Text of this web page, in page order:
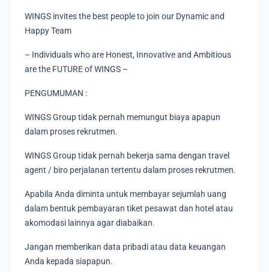
WINGS invites the best people to join our Dynamic and
Happy Team
– Individuals who are Honest, Innovative and Ambitious
are the FUTURE of WINGS –
PENGUMUMAN :
WINGS Group tidak pernah memungut biaya apapun
dalam proses rekrutmen.
WINGS Group tidak pernah bekerja sama dengan travel
agent / biro perjalanan tertentu dalam proses rekrutmen.
Apabila Anda diminta untuk membayar sejumlah uang
dalam bentuk pembayaran tiket pesawat dan hotel atau
akomodasi lainnya agar diabaikan.
Jangan memberikan data pribadi atau data keuangan
Anda kepada siapapun.